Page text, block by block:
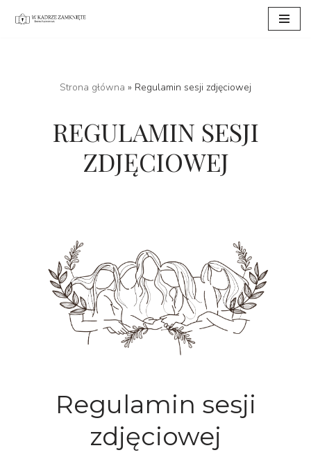
Strona główna » Regulamin sesji zdjęciowej
REGULAMIN SESJI
ZDJĘCIOWEJ
Regulamin sesji
zdjęciowej